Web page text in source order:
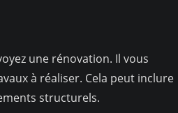
une rénovation. Il vous
à réaliser. Cela peut inclure
structurels.